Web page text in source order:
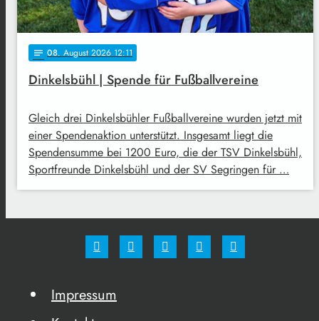
notes 08. August 2026 12:11
Dinkelsbühl | Spende für Fußballvereine
Gleich drei Dinkelsbühler Fußballvereine wurden jetzt mit
einer Spendenaktion unterstützt. Insgesamt liegt die
Spendensumme bei 1200 Euro, die der TSV Dinkelsbühl,
Sportfreunde Dinkelsbühl und der SV Segringen für …
Impressum